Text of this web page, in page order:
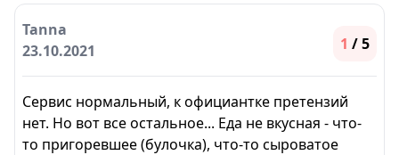
Tanna
23.10.2021
1 / 5
Сервис нормальный, к официантке претензий
нет. Но вот все остальное... Еда не вкусная - что-
то пригоревшее (булочка), что-то сыроватое